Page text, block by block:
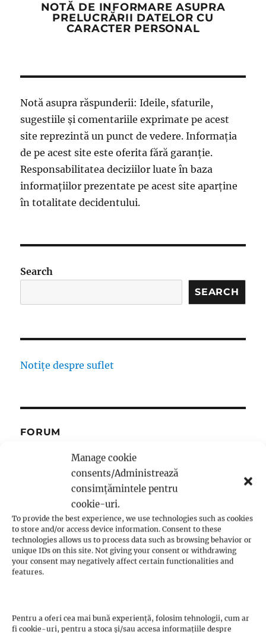
Manage cookie
consents/Administrează
consimțămintele pentru
cookie-uri.
To provide the best experience, we use technologies such as cookies
to store and/or access device information. Consent to these
technologies allows us to process data such as browsing behavior or
unique IDs on this site. Not giving your consent or withdrawing
your consent may negatively affect certain functionalities and
features.
Pentru a oferi cea mai bună experiență, folosim tehnologii, cum ar
fi cookie-uri, pentru a stoca și/sau accesa informațiile despre
NOTĂ DE INFORMARE ASUPRA
PRELUCRĂRII DATELOR CU
CARACTER PERSONAL
Notă asupra răspunderii: Ideile, sfaturile,
sugestiile și comentariile exprimate pe acest
site reprezintă un punct de vedere. Informația
de pe acest site este oferita fără garanție.
Responsabilitatea deciziilor luate în baza
informațiilor prezentate pe acest site aparține
în totalitate decidentului.
Search
SEARCH
Notițe despre suflet
FORUM
PARCURGE DRUMUL ALĂTURI
DE NOI! AFLĂ CUM POȚI
CONTRIBUI